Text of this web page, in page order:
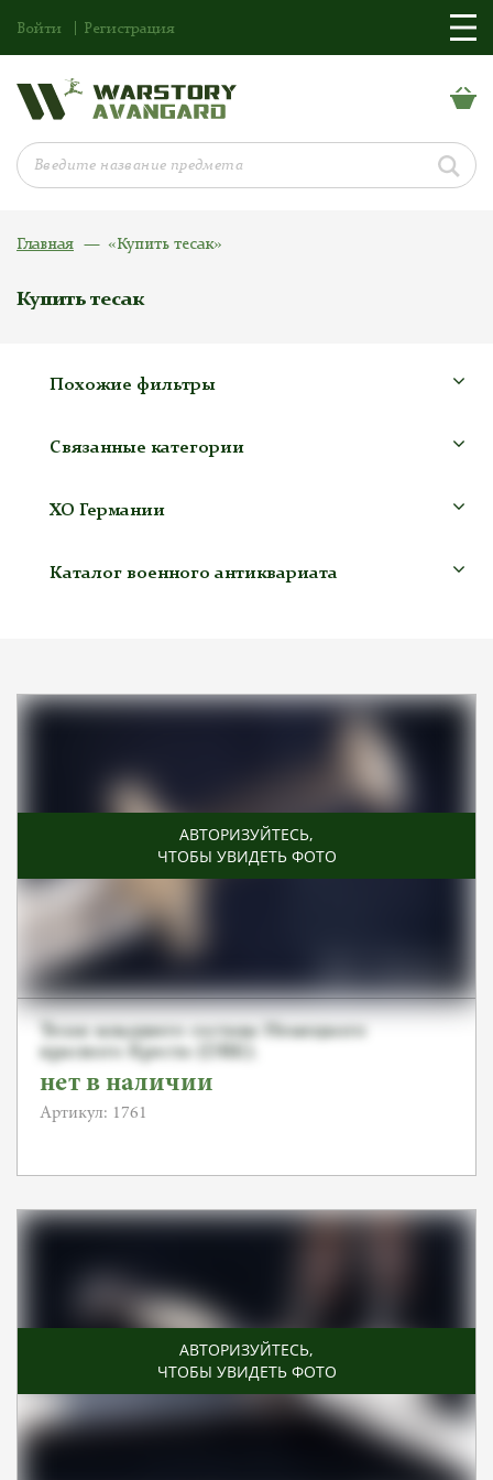
Войти Регистрация
Главная «Купить тесак»
Купить тесак
Похожие фильтры
Связанные категории
ХО Германии
Каталог военного антиквариата
АВТОРИЗУЙТЕСЬ,
ЧТОБЫ УВИДЕТЬ ФОТО
Тесак младшего состава Немецкого
красного Креста (DRK).
нет в наличии
Артикул: 1761
АВТОРИЗУЙТЕСЬ,
ЧТОБЫ УВИДЕТЬ ФОТО